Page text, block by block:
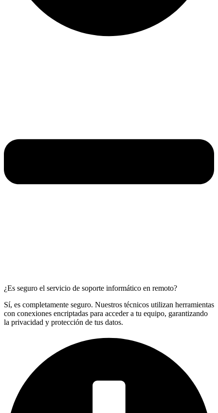
¿Es seguro el servicio de soporte informático en remoto?
Sí, es completamente seguro. Nuestros técnicos utilizan herramientas
con conexiones encriptadas para acceder a tu equipo, garantizando
la privacidad y protección de tus datos.